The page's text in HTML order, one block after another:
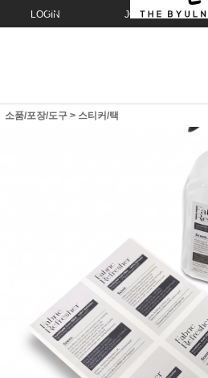
LOGIN JOIN
소품/포장/도구 > 스티커/택